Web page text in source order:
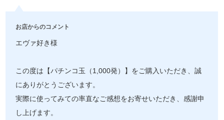
お店からのコメント
エヴァ好き様
この度は【パチンコ玉（1,000発）】をご購入いただき、誠
にありがとうございます。
実際に使ってみての率直なご感想をお寄せいただき、感謝申
し上げます。